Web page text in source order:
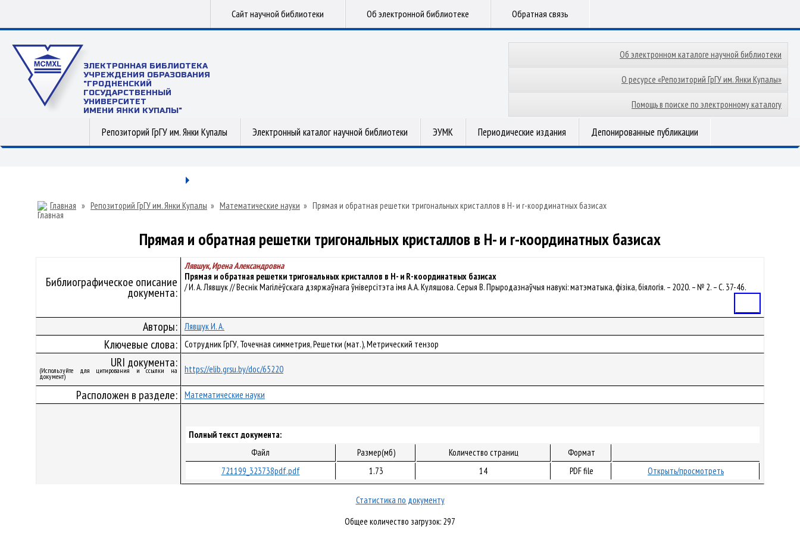
Сайт научной библиотеки Об электронной библиотеке Обратная связь
ЭЛЕКТРОННАЯ БИБЛИОТЕКА
УЧРЕЖДЕНИЯ ОБРАЗОВАНИЯ
"ГРОДНЕНСКИЙ
ГОСУДАРСТВЕННЫЙ
УНИВЕРСИТЕТ
ИМЕНИ ЯНКИ КУПАЛЫ"
Об электронном каталоге научной библиотеки
О ресурсе «Репозиторий ГрГУ им. Янки Купалы»
Помощь в поиске по электронному каталогу
Репозиторий ГрГУ им. Янки Купалы Электронный каталог научной библиотеки ЭУМК Периодические издания Депонированные публикации
Главная » Репозиторий ГрГУ им. Янки Купалы » Математические науки » Прямая и обратная решетки тригональных кристаллов в Н- и r-координатных базисах
Прямая и обратная решетки тригональных кристаллов в Н- и r-координатных базисах
Библиографическое описание
документа:
Лявшук, Ирена Александровна
Прямая и обратная решетки тригональных кристаллов в Н- и R-координатных базисах
/ И. А. Лявшук // Веснік Магілёўскага дзяржаўнага ўніверсітэта імя А.А. Куляшова. Серыя B. Прыродазнаўчыя навукі: матэматыка, фізіка, біялогія. – 2020. – № 2. – С. 37-46.
Авторы: Лявшук И. А.
Ключевые слова: Сотрудник ГрГУ, Точечная симметрия, Решетки (мат.), Метрический тензор
URI документа:
(Используйте для цитирования и ссылки на
документ)
https://elib.grsu.by/doc/65220
Расположен в разделе: Математические науки
Полный текст документа:
Файл
Размер(мб) Количество страниц
Формат
721199_323738pdf.pdf
1.73 14 PDF file Открыть/просмотреть
Статистика по документу
Общее количество загрузок: 297